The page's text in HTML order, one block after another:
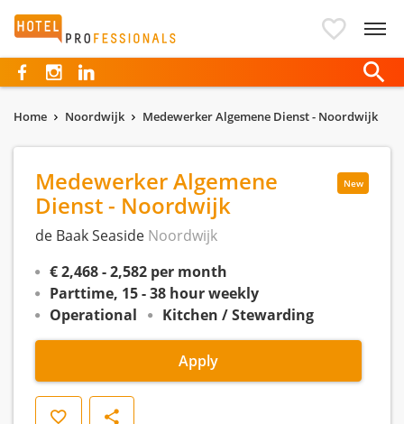
Hotelprofessionals
Home Noordwijk Medewerker Algemene Dienst - Noordwijk
New
Medewerker Algemene
Dienst - Noordwijk
de Baak Seaside Noordwijk
€ 2,468 - 2,582 per month
Parttime, 15 - 38 hour weekly
Operational
Kitchen / Stewarding
Apply
Save Share